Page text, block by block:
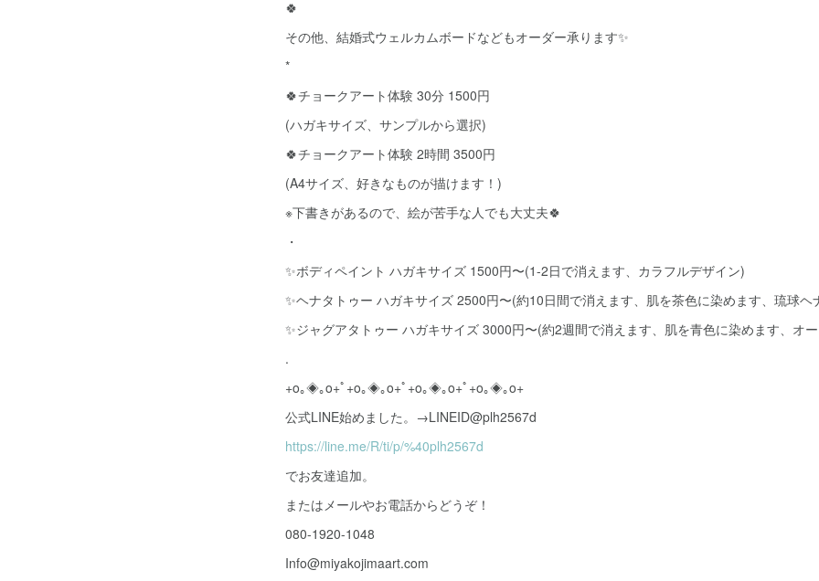
🍀
その他、結婚式ウェルカムボードなどもオーダー承ります✨
*
🍀チョークアート体験 30分 1500円
(ハガキサイズ、サンプルから選択)
🍀チョークアート体験 2時間 3500円
(A4サイズ、好きなものが描けます！)
※下書きがあるので、絵が苦手な人でも大丈夫🍀
・
✨ボディペイント ハガキサイズ 1500円〜(1-2日で消えます、カラフルデザイン)
✨ヘナタトゥー ハガキサイズ 2500円〜(約10日間で消えます、肌を茶色に染めます、琉球ヘ
✨ジャグアタトゥー ハガキサイズ 3000円〜(約2週間で消えます、肌を青色に染めます、オ
.
+o｡◈｡o+ﾟ+o｡◈｡o+ﾟ+o｡◈｡o+ﾟ+o｡◈｡o+
公式LINE始めました。→LINEID@plh2567d
https://line.me/R/ti/p/%40plh2567d
でお友達追加。
またはメールやお電話からどうぞ！
080-1920-1048
Info@miyakojimaart.com